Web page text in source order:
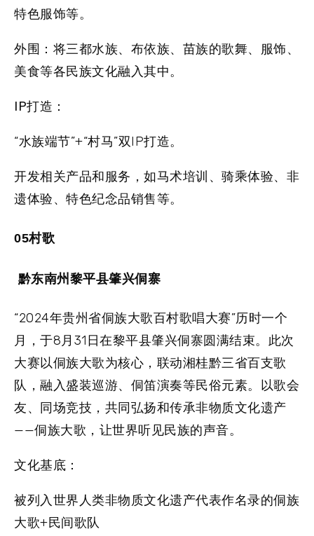
特色服饰等。
外围： 将三都水族、布依族、苗族的歌舞、服饰、
美食等各民族文化融入其中。
IP打造：
“水族端节”+“村马”双IP打造。
开发相关产品和服务，如马术培训、骑乘体验、非
遗体验、特色纪念品销售等。
05村歌
黔东南州黎平县肇兴侗寨
“2024年贵州省侗族大歌百村歌唱大赛”历时一个
月，于8月31日在黎平县肇兴侗寨圆满结束。此次
大赛以侗族大歌为核心，联动湘桂黔三省百支歌
队，融入盛装巡游、侗笛演奏等民俗元素。以歌会
友、同场竞技，共同弘扬和传承非物质文化遗产
——侗族大歌，让世界听见民族的声音。
文化基底：
被列入世界人类非物质文化遗产代表作名录的侗族
大歌+民间歌队